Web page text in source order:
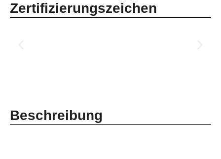
Zertifizierungszeichen
Beschreibung